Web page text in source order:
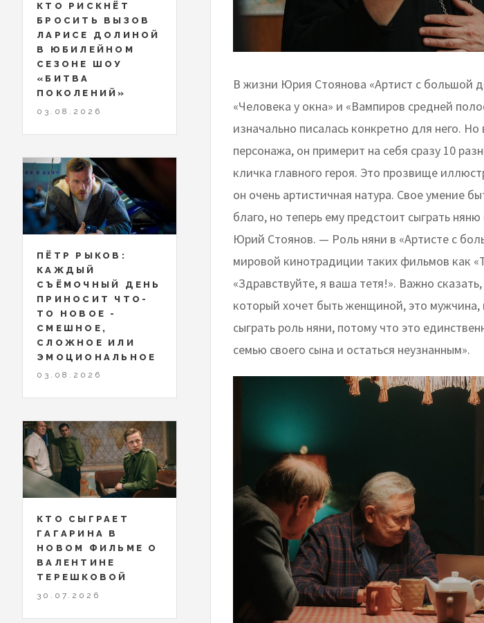
В жизни Юрия Стоянова «Артист с большой
«Человека у окна» и «Вампиров средней
изначально писалась конкретно для него.
персонажа, он примерит на себя сразу 10
кличка главного героя. Это прозвище
он очень артистичная натура. Свое умение
благо, но теперь ему предстоит сыграть
Юрий Стоянов. — Роль няни в «Артисте с
мировой кинотрадиции таких фильмов как
«Здравствуйте, я ваша тетя!». Важно
который хочет быть женщиной, это
сыграть роль няни, потому что это
семью своего сына и остаться неузнанным».
КТО РИСКНЁТ
БРОСИТЬ ВЫЗОВ
ЛАРИСЕ ДОЛИНОЙ
В ЮБИЛЕЙНОМ
СЕЗОНЕ ШОУ
«БИТВА
ПОКОЛЕНИЙ»
03.08.2026
ПЁТР РЫКОВ:
КАЖДЫЙ
СЪЁМОЧНЫЙ ДЕНЬ
ПРИНОСИТ ЧТО-
ТО НОВОЕ -
СМЕШНОЕ,
СЛОЖНОЕ ИЛИ
ЭМОЦИОНАЛЬНОЕ
03.08.2026
КТО СЫГРАЕТ
ГАГАРИНА В
НОВОМ ФИЛЬМЕ О
ВАЛЕНТИНЕ
ТЕРЕШКОВОЙ
30.07.2026